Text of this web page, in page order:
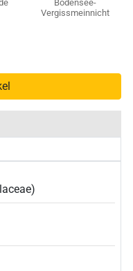
Bodensee-
Vergissmeinnicht